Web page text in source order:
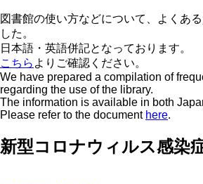
図書館の使い方などについて、よくあ
した。
日本語・英語併記となっております。
こちら よりご確認ください。
We have prepared a compilation of
regarding the use of the library.
The information is available in both
Please refer to the document here.
新型コロナウィルス感染